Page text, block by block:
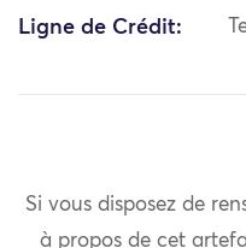
Ligne de Crédit:
Si vous disposez de
à propos de cet